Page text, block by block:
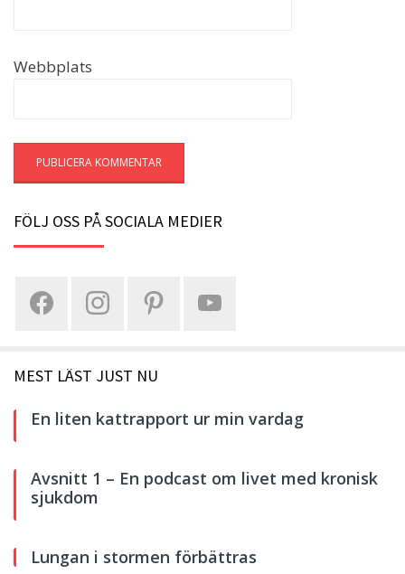
Webbplats
FÖLJ OSS PÅ SOCIALA MEDIER
MEST LÄST JUST NU
En liten kattrapport ur min vardag
Avsnitt 1 – En podcast om livet med kronisk
sjukdom
Lungan i stormen förbättras